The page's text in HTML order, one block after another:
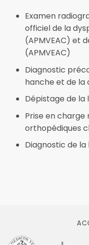
Examen
officiel de la
(APMVEAC) et
(APMVEAC)
Diagnostic
hanche et de la
Dépistage de la
Prise en
orthopédiques
Diagnostic de